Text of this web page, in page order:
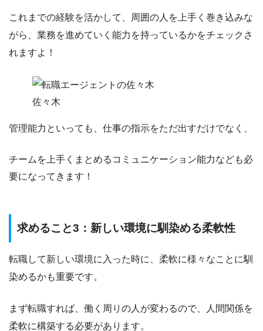
これまでの経験を活かして、周囲の人を上手く巻き込みな
がら、業務を進めていく 能力を持っているかをチェックさ
れますよ！
佐々木
管理能力といっても、仕事の指示をただ出すだけでなく、
チームを上手くまとめるコミュニケーション能力なども必
要になってきます！
求めること3：新しい環境に馴染める柔軟性
転職して新しい環境に入った時に、 柔軟に様々なことに馴
染めるかも重要です。
まず転職すれば、働く周りの人が変わるので、人間関係を
柔軟に構築する必要があります。